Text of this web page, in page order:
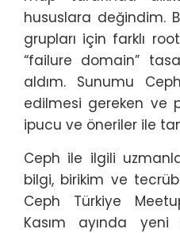
hususlara değindim.
grupları için farklı
“failure domain”
aldım. Sunumu
edilmesi gereken ve
ipucu ve öneriler ile
Ceph ile ilgili
bilgi, birikim ve
Ceph Türkiye
Kasım ayında yeni